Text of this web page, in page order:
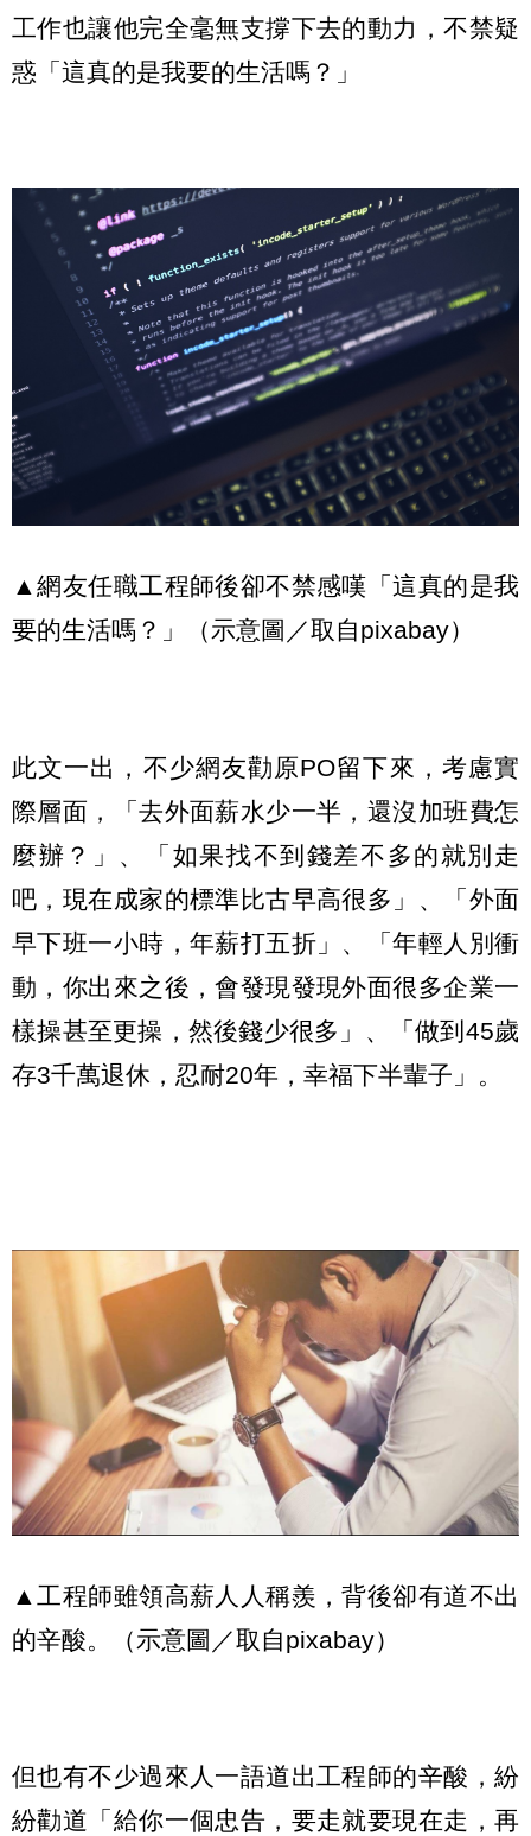
工作也讓他完全毫無支撐下去的動力，不禁疑
惑「這真的是我要的生活嗎？」
▲網友任職工程師後卻不禁感嘆「這真的是我
要的生活嗎？」（示意圖／取自pixabay）
此文一出，不少網友勸原PO留下來，考慮實
際層面，「去外面薪水少一半，還沒加班費怎
麼辦？」、「如果找不到錢差不多的就別走
吧，現在成家的標準比古早高很多」、「外面
早下班一小時，年薪打五折」、「年輕人別衝
動，你出來之後，會發現發現外面很多企業一
樣操甚至更操，然後錢少很多」、「做到45歲
存3千萬退休，忍耐20年，幸福下半輩子」。
▲工程師雖領高薪人人稱羨，背後卻有道不出
的辛酸。（示意圖／取自pixabay）
但也有不少過來人一語道出工程師的辛酸，紛
紛勸道「給你一個忠告，要走就要現在走，再